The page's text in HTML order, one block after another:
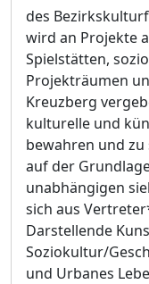
des
wird an Projekte
Spielstätten,
Projekträumen
Kreuzberg
kulturelle und
bewahren und
auf der
unabhängigen
sich aus
Darstellende
Soziokultur/
und Urbanes